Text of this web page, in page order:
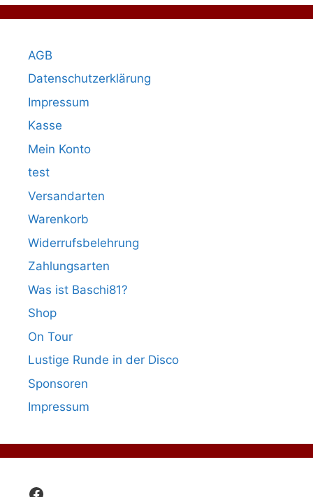
AGB
Datenschutzerklärung
Impressum
Kasse
Mein Konto
test
Versandarten
Warenkorb
Widerrufsbelehrung
Zahlungsarten
Was ist Baschi81?
Shop
On Tour
Lustige Runde in der Disco
Sponsoren
Impressum
Facebook